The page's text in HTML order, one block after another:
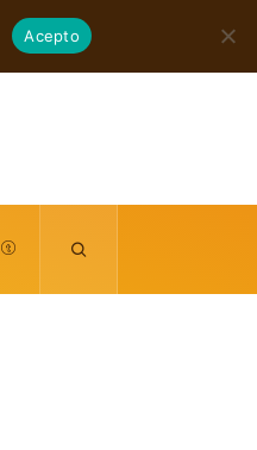
agosto 7, 2026
Acepto